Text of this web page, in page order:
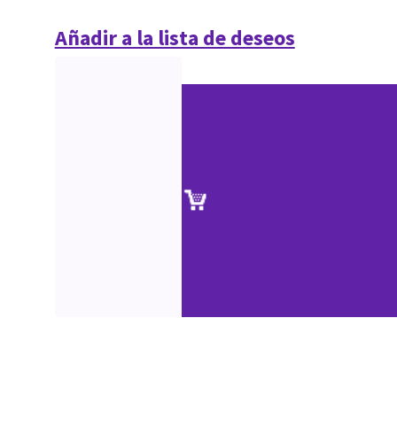
Añadir a la lista de deseos